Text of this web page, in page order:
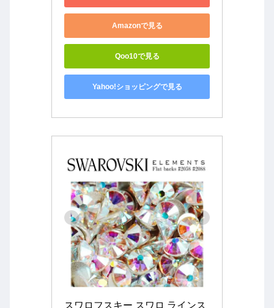
Amazonで見る
Qoo10で見る
Yahoo!ショッピングで見る
スワロフスキー スワロ ラインス